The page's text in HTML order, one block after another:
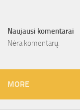
Naujausi komentarai
Nėra komentarų.
MORE